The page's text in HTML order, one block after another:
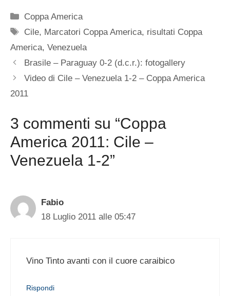
Categorie
Coppa America
Tag
Cile, Marcatori Coppa America, risultati Coppa
America, Venezuela
Brasile – Paraguay 0-2 (d.c.r.): fotogallery
Video di Cile – Venezuela 1-2 – Coppa America
2011
3 commenti su “Coppa
America 2011: Cile –
Venezuela 1-2”
Fabio
18 Luglio 2011 alle 05:47
Vino Tinto avanti con il cuore caraibico
Rispondi